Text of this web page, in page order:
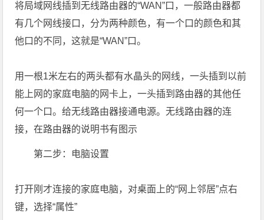
将局域网线插到无线路由器的“WAN”口，一般路由器都
有几个网线接口，分为两种颜色，有一个口的颜色和其
他口的不同，这就是“WAN”口。
用一根1米左右的两头都有水晶头的网线，一头插到以前
能上网的家庭电脑的网卡上，一头插到路由器的其他任
何一个口。给无线路由器接通电源。无线路由器的连
接，在路由器的说明书有图示
第二步：电脑设置
打开刚才连接的家庭电脑，对桌面上的“网上邻居”点右
键，选择“属性”